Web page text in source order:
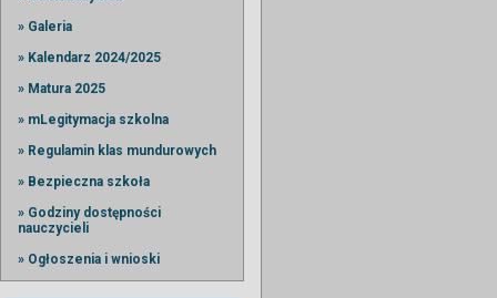
» Galeria
» Kalendarz 2024/2025
» Matura 2025
» mLegitymacja szkolna
» Regulamin klas mundurowych
» Bezpieczna szkoła
» Godziny dostępności
nauczycieli
» Ogłoszenia i wnioski